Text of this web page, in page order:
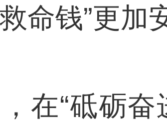
命钱”更加
“砥砺奋